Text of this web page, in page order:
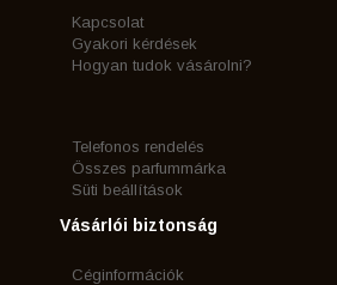
Kapcsolat
Gyakori kérdések
Hogyan tudok vásárolni?
Telefonos rendelés
Összes parfummárka
Süti beállítások
Vásárlói biztonság
Céginformációk